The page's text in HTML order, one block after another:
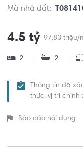
Mã nhà đất:
4.5 tỷ 97.83 triệu/
2 2
Thông tin đã
thực, vị trí
Báo cáo nội dung